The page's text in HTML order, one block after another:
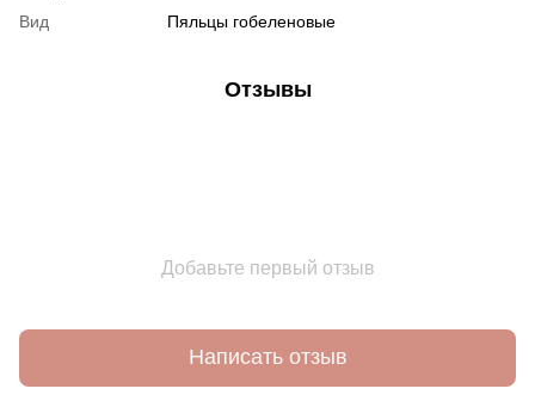
Вид Пяльцы гобеленовые
Отзывы
Добавьте первый отзыв
Написать отзыв